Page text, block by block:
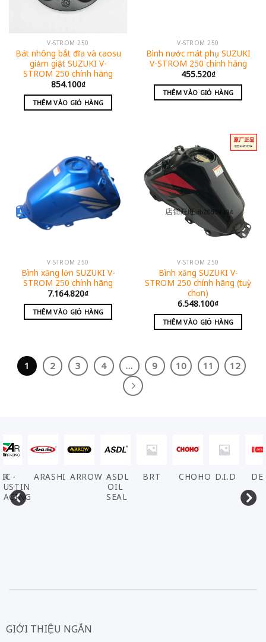
V-STROM 250
Bát nhông bắt đĩa và caosu
giảm giật SUZUKI V-
STROM 250 chính hãng
854.100₫
THÊM VÀO GIỎ HÀNG
V-STROM 250
Bình nước mát phụ SUZUKI
V-STROM 250 chính hãng
455.520₫
THÊM VÀO GIỎ HÀNG
V-STROM 250
Bình xăng lớn SUZUKI V-
STROM 250 chính hãng
7.164.820₫
THÊM VÀO GIỎ HÀNG
V-STROM 250
Bình xăng SUZUKI V-
STROM 250 chính hãng (tuỳ
chọn)
6.548.100₫
THÊM VÀO GIỎ HÀNG
1 2 3 4 … 9 10 11 12
-
ARASHI ARROW ASDL
OIL
SEAL
BRT CHOHO D.I.D
GIỚI THIỆU NGẮN